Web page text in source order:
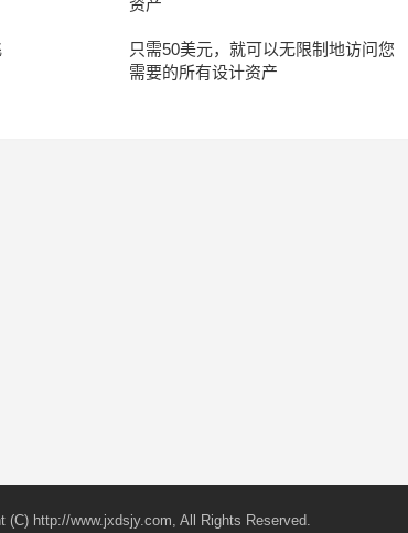
资产
只需50美元，就可以无限制地访问您
需要的所有设计资产
(C) http://www.jxdsjy.com, All Rights Reserved.